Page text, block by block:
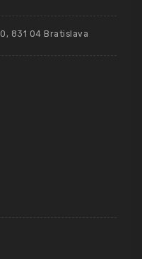
831 04 Bratislava